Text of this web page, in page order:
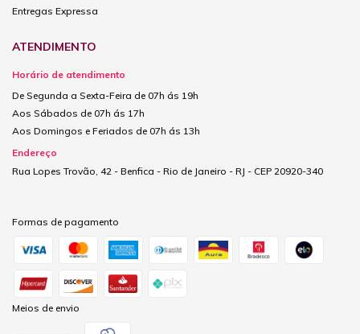
Entregas Expressa
ATENDIMENTO
Horário de atendimento
De Segunda a Sexta-Feira de 07h ás 19h
Aos Sábados de 07h ás 17h
Aos Domingos e Feriados de 07h ás 13h
Endereço
Rua Lopes Trovão, 42 - Benfica - Rio de Janeiro - RJ - CEP 20920-340
Formas de pagamento
Meios de envio